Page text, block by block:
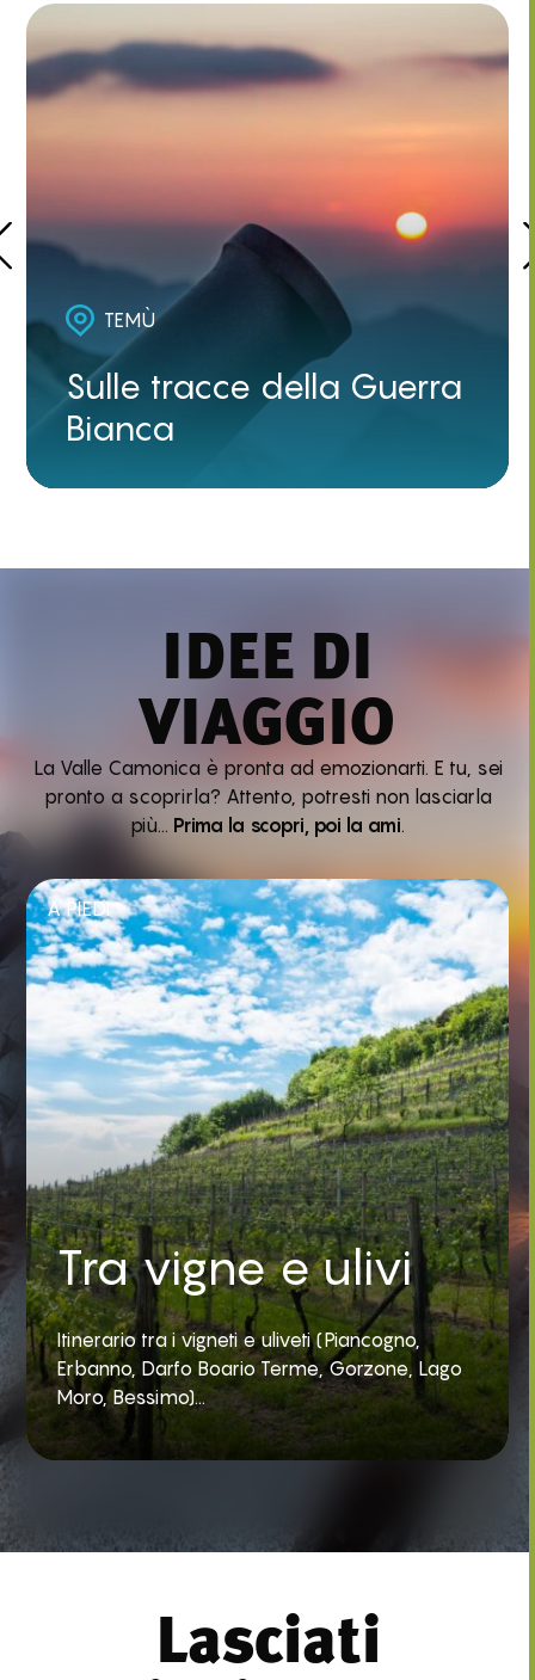
TEMÙ
Sulle tracce della Guerra
Bianca
IDEE DI
VIAGGIO
La Valle Camonica è pronta ad emozionarti. E tu, sei
pronto a scoprirla? Attento, potresti non lasciarla
più… Prima la scopri, poi la ami.
A PIEDI
Tra vigne e ulivi
Itinerario tra i vigneti e uliveti (Piancogno,
Erbanno, Darfo Boario Terme, Gorzone, Lago
Moro, Bessimo)...
Lasciati